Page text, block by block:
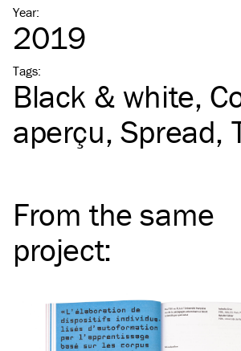
Year:
2019
Tags:
Black & white
aperçu Spread
From the same
project: